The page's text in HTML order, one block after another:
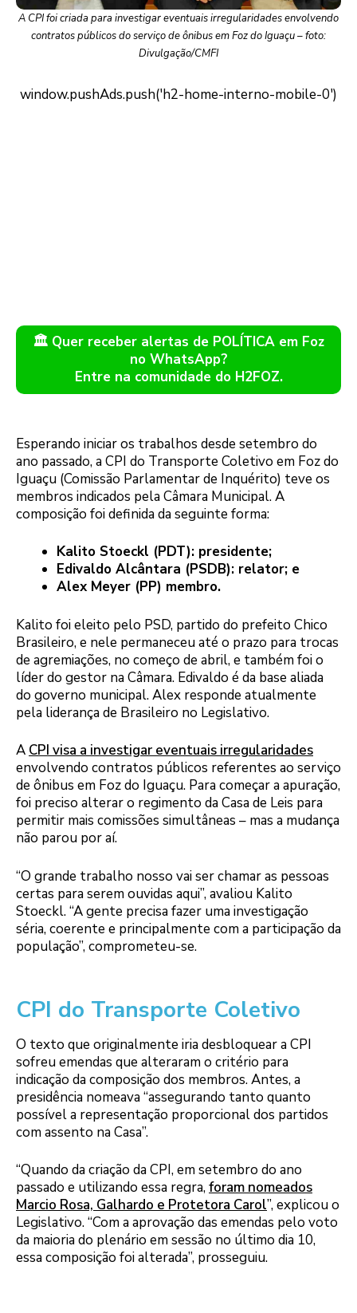
A CPI foi criada para investigar eventuais irregularidades envolvendo
contratos públicos do serviço de ônibus em Foz do Iguaçu – foto:
Divulgação/CMFI
🏛️ Quer receber alertas de POLÍTICA em Foz
no WhatsApp?
Entre na comunidade do H2FOZ.
Esperando iniciar os trabalhos desde setembro do
ano passado, a CPI do Transporte Coletivo em Foz do
Iguaçu (Comissão Parlamentar de Inquérito) teve os
membros indicados pela Câmara Municipal. A
composição foi definida da seguinte forma:
Kalito Stoeckl (PDT): presidente;
Edivaldo Alcântara (PSDB): relator; e
Alex Meyer (PP) membro.
Kalito foi eleito pelo PSD, partido do prefeito Chico
Brasileiro, e nele permaneceu até o prazo para trocas
de agremiações, no começo de abril, e também foi o
líder do gestor na Câmara. Edivaldo é da base aliada
do governo municipal. Alex responde atualmente
pela liderança de Brasileiro no Legislativo.
A CPI visa a investigar eventuais irregularidades
envolvendo contratos públicos referentes ao serviço
de ônibus em Foz do Iguaçu. Para começar a apuração,
foi preciso alterar o regimento da Casa de Leis para
permitir mais comissões simultâneas – mas a mudança
não parou por aí.
“O grande trabalho nosso vai ser chamar as pessoas
certas para serem ouvidas aqui”, avaliou Kalito
Stoeckl. “A gente precisa fazer uma investigação
séria, coerente e principalmente com a participação da
população”, comprometeu-se.
CPI do Transporte Coletivo
O texto que originalmente iria desbloquear a CPI
sofreu emendas que alteraram o critério para
indicação da composição dos membros. Antes, a
presidência nomeava “assegurando tanto quanto
possível a representação proporcional dos partidos
com assento na Casa”.
“Quando da criação da CPI, em setembro do ano
passado e utilizando essa regra,foram nomeados
Marcio Rosa, Galhardo e Protetora Carol”, explicou o
Legislativo. “Com a aprovação das emendas pelo voto
da maioria do plenário em sessão no último dia 10,
essa composição foi alterada”, prosseguiu.